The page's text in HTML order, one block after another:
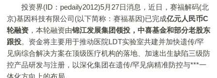
投资界(ID：pedaily2012)5月27日消息，近日，赛福解码(北
京)基因科技有限公司(以下简称：赛福基因)已完成亿元人民币C
轮融资 ，本轮融资由锦江发展集团领投，中喜基金和部分老股东
跟投。资金将主要用于推动医院LDT实验室共建并加快遗传/罕
见病综合解决方案在顶级医疗机构的落地、加速出生缺陷三级防
控产品研发与注册，以深化集团在遗传/罕见病精准防控与***一
体化方向上的布局。